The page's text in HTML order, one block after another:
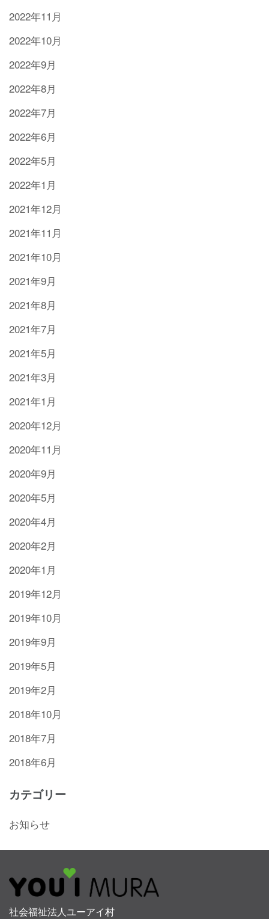
2022年11月
2022年10月
2022年9月
2022年8月
2022年7月
2022年6月
2022年5月
2022年1月
2021年12月
2021年11月
2021年10月
2021年9月
2021年8月
2021年7月
2021年5月
2021年3月
2021年1月
2020年12月
2020年11月
2020年9月
2020年5月
2020年4月
2020年2月
2020年1月
2019年12月
2019年10月
2019年9月
2019年5月
2019年2月
2018年10月
2018年7月
2018年6月
カテゴリー
お知らせ
社会福祉法人ユーアイ村